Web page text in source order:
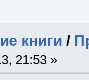
книги /
21:53 »